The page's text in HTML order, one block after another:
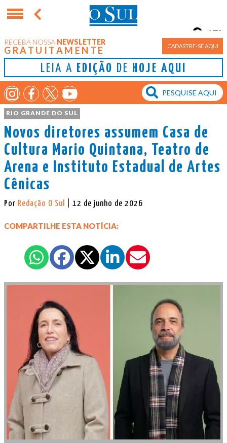
RECEBA NOSSA NEWSLETTER
GRATUITAMENTE CADASTRE-SE AQUI
LEIA A EDIÇÃO DE HOJE AQUI
Porto Alegre
17°
RIO GRANDE DO SUL
Novos diretores assumem Casa de
Cultura Mario Quintana, Teatro de
Arena e Instituto Estadual de Artes
Cênicas
Por Redação O Sul | 12 de junho de 2026
COMPARTILHE ESTA NOTÍCIA: